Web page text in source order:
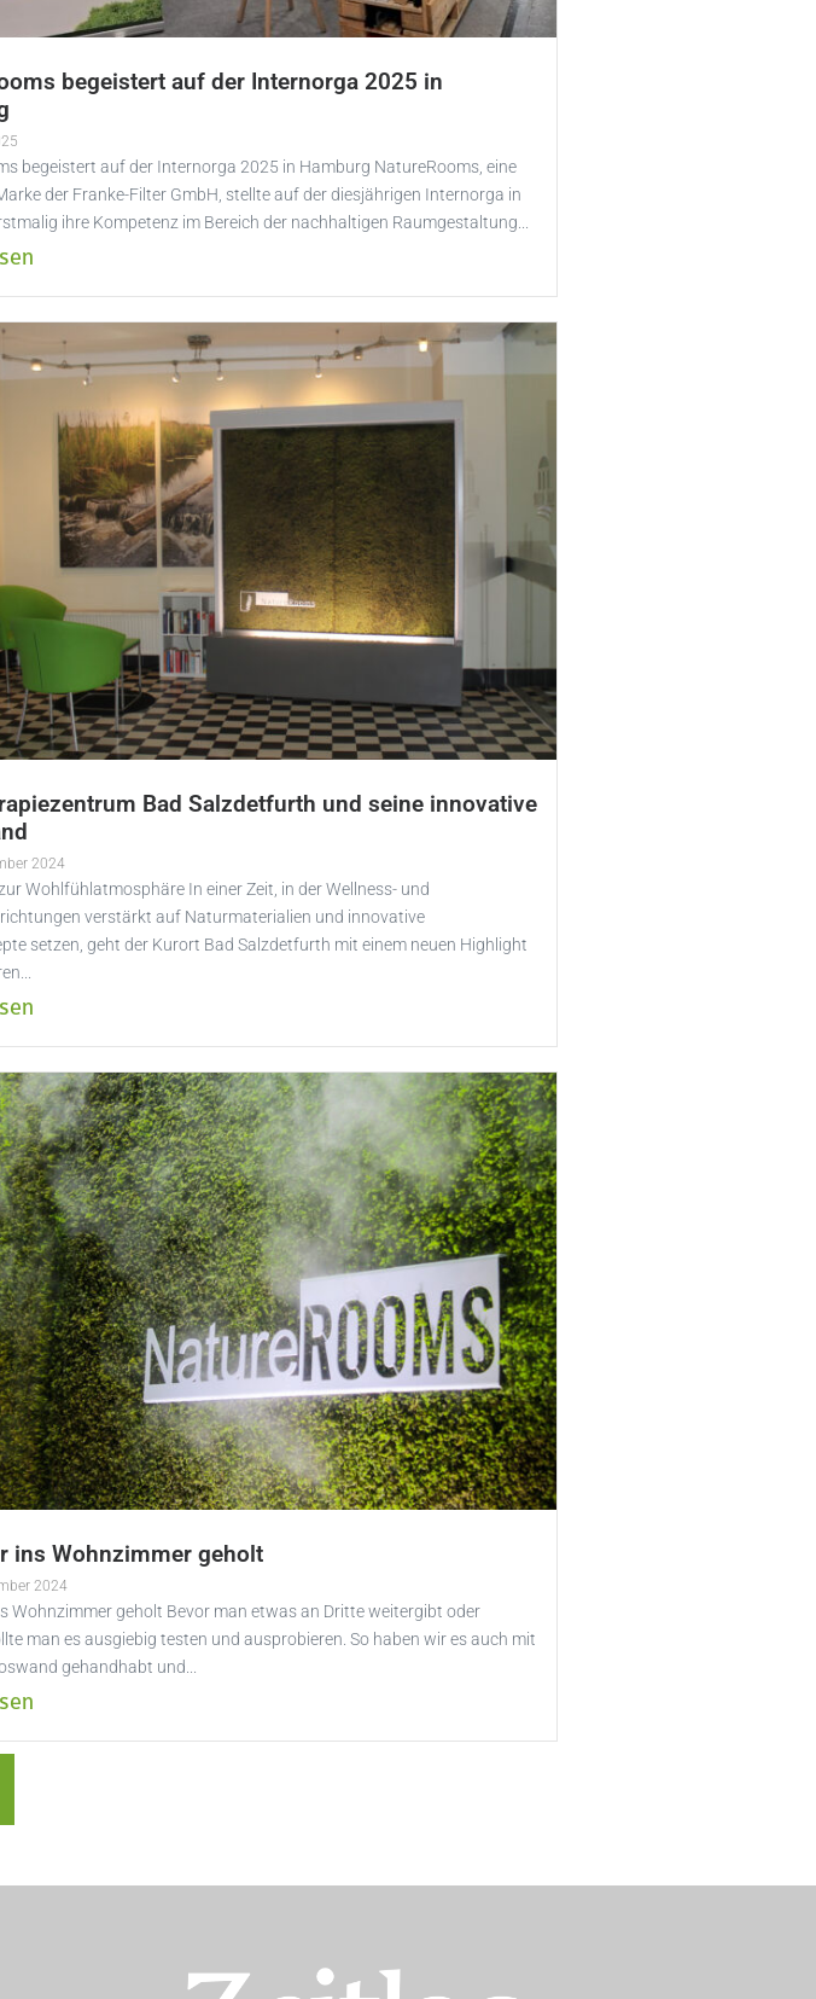
begeistert auf der Internorga 2025 in
begeistert auf der Internorga 2025 in Hamburg NatureRooms, eine
der Franke-Filter GmbH, stellte auf der diesjährigen Internorga in
ihre Kompetenz im Bereich der nachhaltigen Raumgestaltung...
Bad Salzdetfurth und seine innovative
2024
Wohlfühlatmosphäre In einer Zeit, in der Wellness- und
verstärkt auf Naturmaterialien und innovative
setzen, geht der Kurort Bad Salzdetfurth mit einem neuen Highlight
ins Wohnzimmer geholt
2024
Wohnzimmer geholt Bevor man etwas an Dritte weitergibt oder
man es ausgiebig testen und ausprobieren. So haben wir es auch mit
gehandhabt und...